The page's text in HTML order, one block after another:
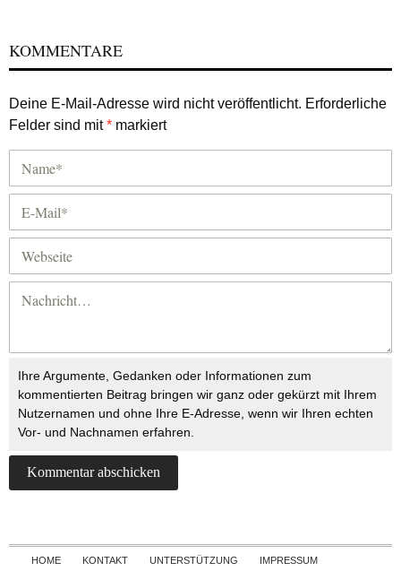
KOMMENTARE
Deine E-Mail-Adresse wird nicht veröffentlicht. Erforderliche
Felder sind mit* markiert
Ihre Argumente, Gedanken oder Informationen zum
kommentierten Beitrag bringen wir ganz oder gekürzt mit Ihrem
Nutzernamen und ohne Ihre E-Adresse, wenn wir Ihren echten
Vor- und Nachnamen erfahren.
Skip to content
HOME KONTAKT UNTERSTÜTZUNG IMPRESSUM